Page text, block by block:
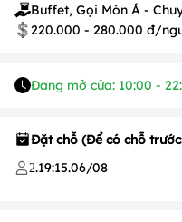
Buffet, Gọi Món Á -
220.000 - 280.000 đ/
Đang mở cửa: 10:00 -
Đặt chỗ (Để có chỗ
2.19:15.06/08